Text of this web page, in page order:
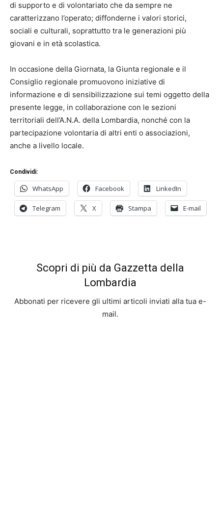
di supporto e di volontariato che da sempre ne
caratterizzano l’operato; diffonderne i valori storici,
sociali e culturali, soprattutto tra le generazioni più
giovani e in età scolastica.
In occasione della Giornata, la Giunta regionale e il
Consiglio regionale promuovono iniziative di
informazione e di sensibilizzazione sui temi oggetto della
presente legge, in collaborazione con le sezioni
territoriali dell’A.N.A. della Lombardia, nonché con la
partecipazione volontaria di altri enti o associazioni,
anche a livello locale.
Condividi:
WhatsApp Facebook LinkedIn
Telegram X Stampa E-mail
Scopri di più da Gazzetta della
Lombardia
Abbonati per ricevere gli ultimi articoli inviati alla tua e-
mail.